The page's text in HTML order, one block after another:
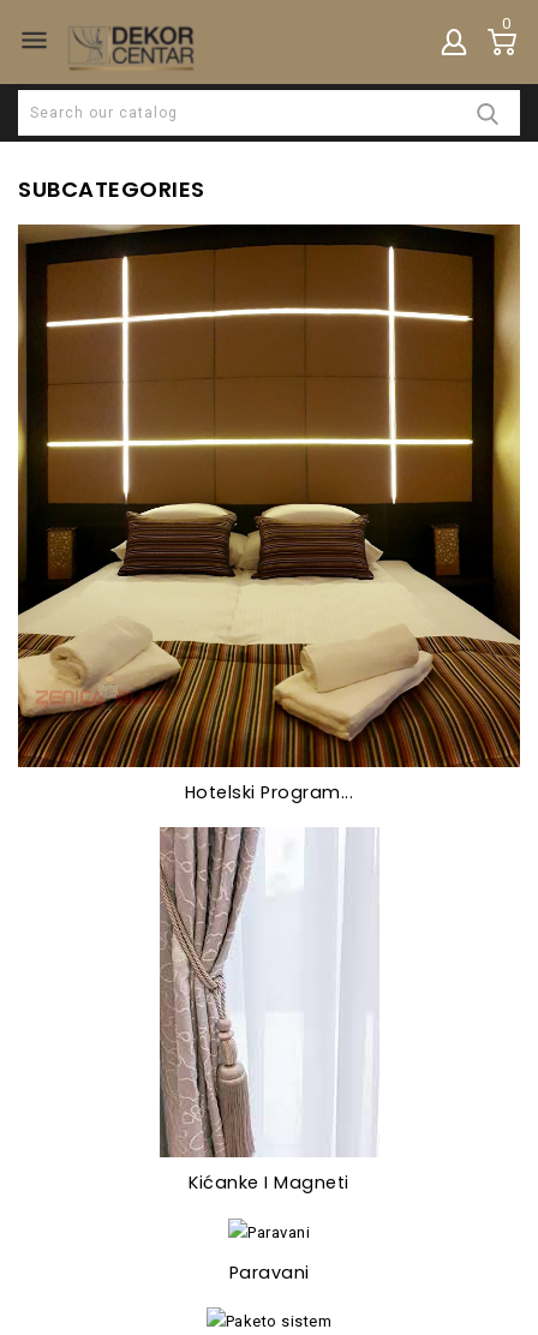

0
SUBCATEGORIES
Hotelski Program...
Kićanke I Magneti
Paravani